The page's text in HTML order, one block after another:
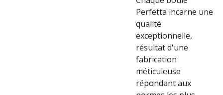
Perfetta incarne une
qualité
exceptionnelle,
résultat d'une
fabrication
méticuleuse
répondant aux